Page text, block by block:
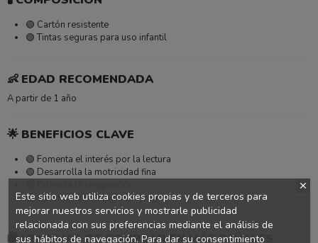
🟢 Cartón resistente
🟢 Tintas seguras para uso infantil
👶 EDAD RECOMENDADA
A partir de 1 año
🌟 BENEFICIOS CLAVE
🟢 Fomenta el interés por la lectura
🟢 Desarrolla la motricidad fina
🟢 Aprendizaje a través del juego
🛍️VENTAJAS DE COMPRAR EN MÁS PAÑALES
Este sitio web utiliza cookies propias y de terceros para
mejorar nuestros servicios y mostrarle publicidad
relacionada con sus preferencias mediante el análisis de
sus hábitos de navegación. Para dar su consentimiento